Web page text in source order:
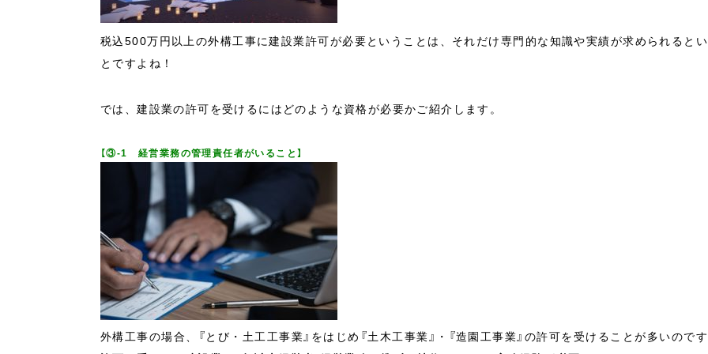
税込500万円以上の外構工事に建設業許可が必要ということは、それだけ専門的な知識や実績が求められるとい
とですよね！
では、建設業の許可を受けるにはどのような資格が必要かご紹介します。
【③-1 経営業務の管理責任者がいること】
外構工事の場合、『とび・土工工事業』をはじめ『土木工事業』・『造園工事業』の許可を受けることが多いのです